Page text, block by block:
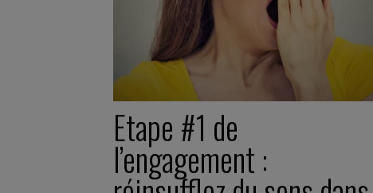
Etape #1 de
l’engagement :